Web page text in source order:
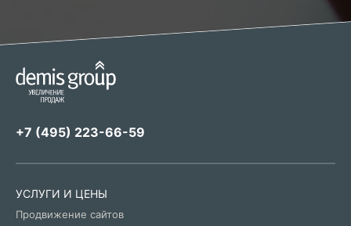
+7 (495) 223-66-59
УСЛУГИ И ЦЕНЫ
Продвижение сайтов